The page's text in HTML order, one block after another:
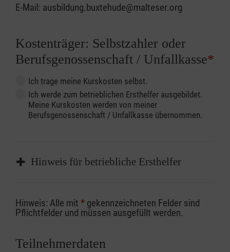
E-Mail: ausbildung.buxtehude@malteser.org
Kostenträger: Selbstzahler oder
Berufsgenossenschaft / Unfallkasse*
Ich trage meine Kurskosten selbst.
Ich werde zum betrieblichen Ersthelfer ausgebildet.
Meine Kurskosten werden von meiner
Berufsgenossenschaft / Unfallkasse übernommen.
Hinweis für betriebliche Ersthelfer
Sofern Sie ein Kostenübernahmeverfahren
Ihrer Berufsgenossenschaft / Unfallkasse
Abrechnungsunterlagen spätestens zu
Hinweis: Alle mit * gekennzeichneten Felder sind
Pflichtfelder und müssen ausgefüllt werden.
Teilnehmerdaten